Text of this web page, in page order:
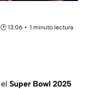
13:06
1 minuto lectura
Super Bowl 2025